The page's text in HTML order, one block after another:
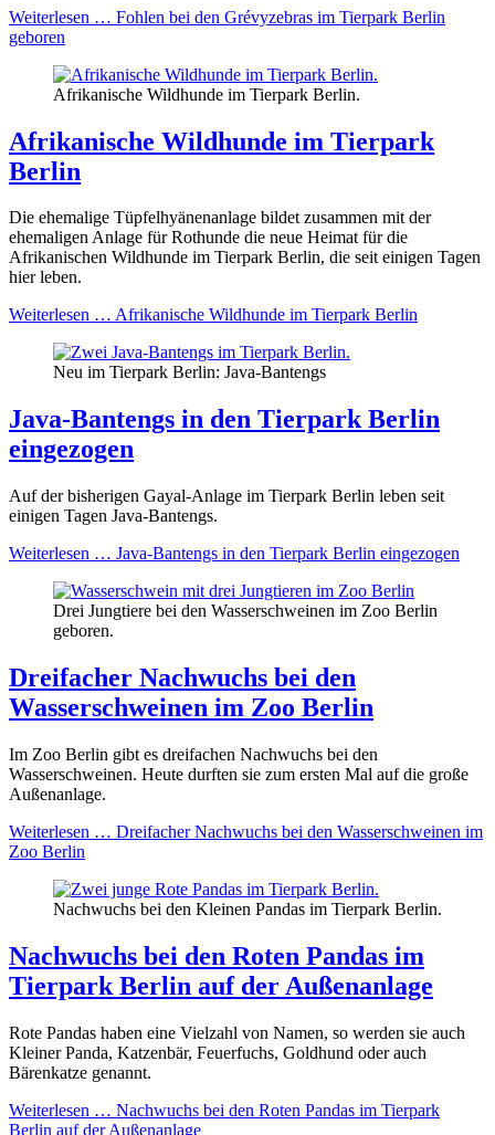
Weiterlesen … Fohlen bei den Grévyzebras im Tierpark Berlin
geboren
Afrikanische Wildhunde im Tierpark Berlin.
Afrikanische Wildhunde im Tierpark
Berlin
Die ehemalige Tüpfelhyänenanlage bildet zusammen mit der
ehemaligen Anlage für Rothunde die neue Heimat für die
Afrikanischen Wildhunde im Tierpark Berlin, die seit einigen Tagen
hier leben.
Weiterlesen … Afrikanische Wildhunde im Tierpark Berlin
Neu im Tierpark Berlin: Java-Bantengs
Java-Bantengs in den Tierpark Berlin
eingezogen
Auf der bisherigen Gayal-Anlage im Tierpark Berlin leben seit
einigen Tagen Java-Bantengs.
Weiterlesen … Java-Bantengs in den Tierpark Berlin eingezogen
Drei Jungtiere bei den Wasserschweinen im Zoo Berlin
geboren.
Dreifacher Nachwuchs bei den
Wasserschweinen im Zoo Berlin
Im Zoo Berlin gibt es dreifachen Nachwuchs bei den
Wasserschweinen. Heute durften sie zum ersten Mal auf die große
Außenanlage.
Weiterlesen … Dreifacher Nachwuchs bei den Wasserschweinen im
Zoo Berlin
Nachwuchs bei den Kleinen Pandas im Tierpark Berlin.
Nachwuchs bei den Roten Pandas im
Tierpark Berlin auf der Außenanlage
Rote Pandas haben eine Vielzahl von Namen, so werden sie auch
Kleiner Panda, Katzenbär, Feuerfuchs, Goldhund oder auch
Bärenkatze genannt.
Weiterlesen … Nachwuchs bei den Roten Pandas im Tierpark
Berlin auf der Außenanlage